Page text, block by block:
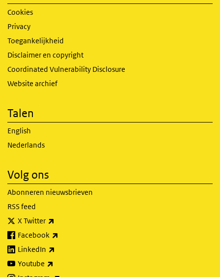
Cookies
Privacy
Toegankelijkheid
Disclaimer en copyright
Coordinated Vulnerability Disclosure
Website archief
Talen
English
Nederlands
Volg ons
Abonneren nieuwsbrieven
RSS feed
X Twitter
Facebook
LinkedIn
Youtube